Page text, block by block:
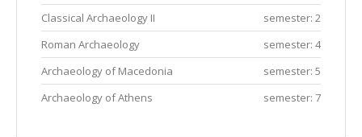
Classical Archaeology IΙ
semester: 2
Roman Archaeology
semester: 4
Archaeology of Macedonia
semester: 5
Archaeology of Athens
semester: 7